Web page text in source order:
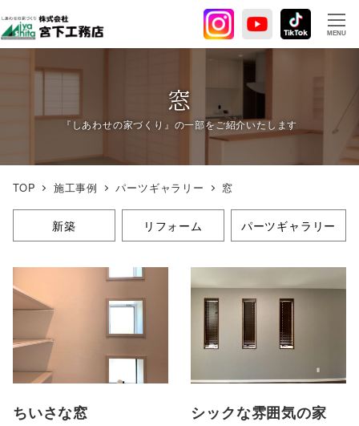
イ
ン
へ
MENU
窓
TOP 施工事例 パーツギャラリー 窓
新築 リフォーム パーツギャラリー
ちいさな窓 シックな雰囲気の家